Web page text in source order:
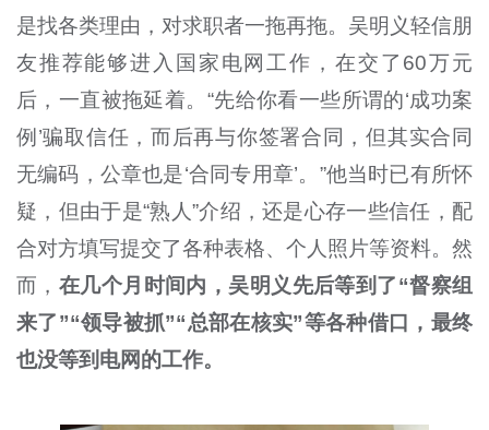
是找各类理由，对求职者一拖再拖。吴明义轻信朋
友推荐能够进入国家电网工作，在交了60万元
后，一直被拖延着。“先给你看一些所谓的‘成功案
例’骗取信任，而后再与你签署合同，但其实合同
无编码，公章也是‘合同专用章’。”他当时已有所怀
疑，但由于是“熟人”介绍，还是心存一些信任，配
合对方填写提交了各种表格、个人照片等资料。然
而， 在几个月时间内，吴明义先后等到了“督察组
来了”“领导被抓”“总部在核实”等各种借口，最终
也没等到电网的工作。